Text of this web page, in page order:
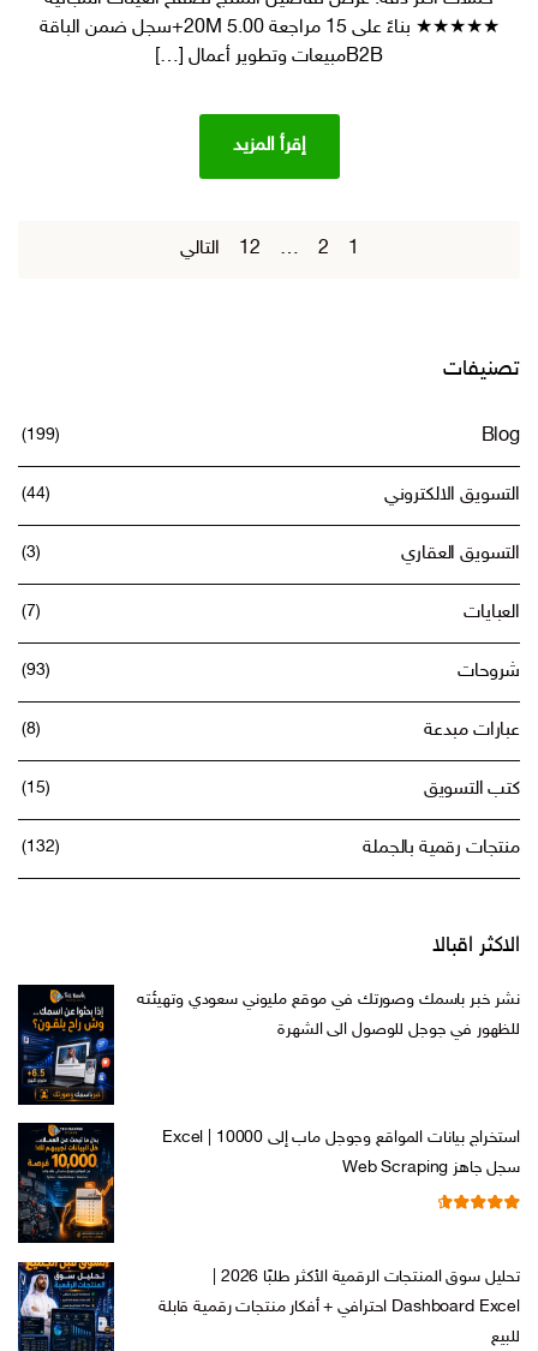
جهات
أعمال،
وقوائم
متعددة
التسويق
والمبيعات
★★★★★ بناءً على 15 مراجعة 5.00 20M+سجل ضمن الباقة
B2Bمبيعات وتطوير أعمال […]
إقرأ المزيد
1
2
…
12 التالي
تصنيفات
Blog
(199)
التسويق الالكتروني (44)
التسويق العقاري (3)
العبايات (7)
شروحات (93)
عبارات مبدعة (8)
كتب التسويق (15)
منتجات رقمية بالجملة (132)
الاكثر اقبالا
نشر خبر باسمك وصورتك في موقع مليوني سعودي وتهيئته
للظهور في جوجل للوصول الى الشهرة
ر.س 599,00.
ر.س 199,00.
استخراج بيانات المواقع وجوجل ماب إلى Excel | 10000
سجل جاهز Web Scraping
هو:
ر.س 599,00.
هو:
ر.س 99,00.
Dashboard Excel احترافي + أفكار منتجات رقمية قابلة
للبيع